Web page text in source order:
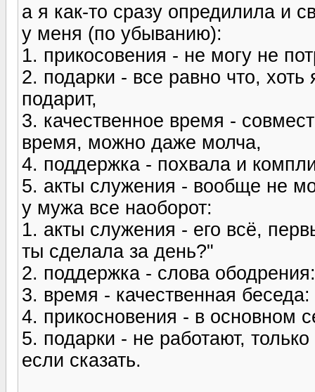
а я как-то сразу опредилила и
у меня (по убыванию):
1. прикосовения - не могу не
2. подарки - все равно что,
подарит,
3. качественное время -
время, можно даже молча,
4. поддержка - похвала и
5. акты служения - вообще не
у мужа все наоборот:
1. акты служения - его всё,
ты сделала за день?"
2. поддержка - слова
3. время - качественная
4. прикосновения - в основном
5. подарки - не работают,
если сказать.